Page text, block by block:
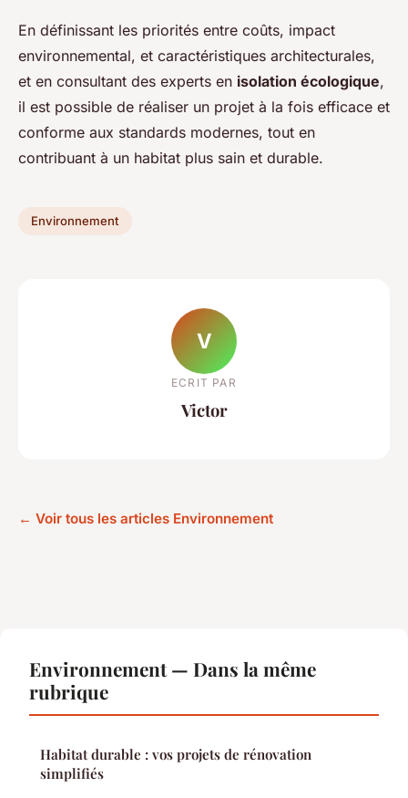
En définissant les priorités entre coûts, impact
environnemental, et caractéristiques architecturales,
et en consultant des experts en isolation écologique,
il est possible de réaliser un projet à la fois efficace et
conforme aux standards modernes, tout en
contribuant à un habitat plus sain et durable.
Environnement
V
ECRIT PAR
Victor
← Voir tous les articles Environnement
Environnement — Dans la même
rubrique
Habitat durable : vos projets de rénovation
simplifiés